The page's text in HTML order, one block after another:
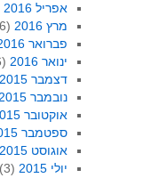
אפריל 2016
מרץ 2016
(6)
פברואר 2016
ינואר 2016
(6)
דצמבר 2015
נובמבר 2015
אוקטובר 2015
ספטמבר 2015
אוגוסט 2015
יולי 2015
(3)